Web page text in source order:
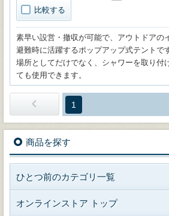
比較する
素早い設営・撤収が可能で、アウトドアの
避難時に活躍するポップアップ式テントで
場所としてだけでなく、シャワーを取り付
ても使用できます。
1
商品を探す
ひとつ前のカテゴリ一覧
オンラインストア トップ